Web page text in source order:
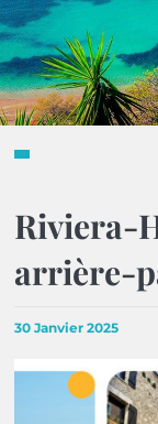
Riviera-
arrière-
30 Janvier 2025